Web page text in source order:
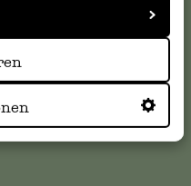
op de